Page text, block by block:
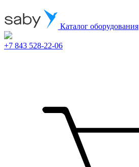
Каталог оборудования
+7 843 528-22-06